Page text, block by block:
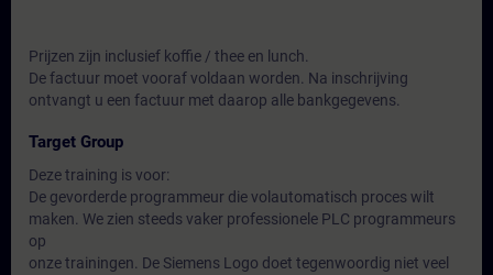
Prijzen zijn inclusief koffie / thee en lunch.
De factuur moet vooraf voldaan worden. Na inschrijving
ontvangt u een factuur met daarop alle bankgegevens.
Target Group
Deze training is voor:
De gevorderde programmeur die volautomatisch proces wilt
maken. We zien steeds vaker professionele PLC programmeurs
op
onze trainingen. De Siemens Logo doet tegenwoordig niet veel